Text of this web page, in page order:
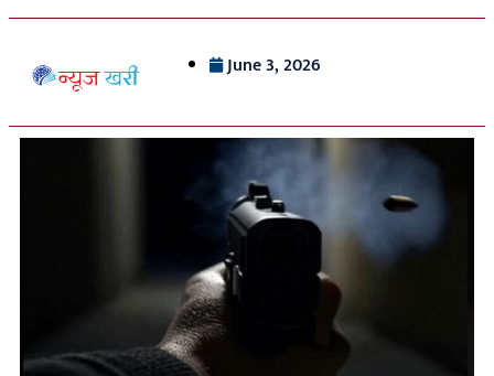
June 3, 2026